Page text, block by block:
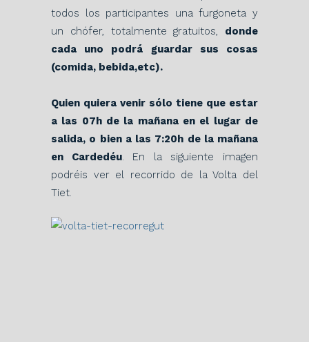
todos los participantes una furgoneta y
un chófer, totalmente gratuitos, donde
cada uno podrá guardar sus cosas
(comida, bebida,etc).
Quien quiera venir sólo tiene que estar
a las 07h de la mañana en el lugar de
salida, o bien a las 7:20h de la mañana
en Cardedéu. En la siguiente imagen
podréis ver el recorrido de la Volta del
Tiet.